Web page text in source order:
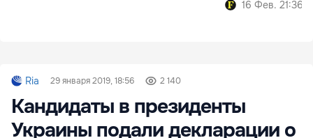
16 Фев. 21:36
Ria 29 января 2019, 18:56 2 140
Кандидаты в президенты
Украины подали декларации о